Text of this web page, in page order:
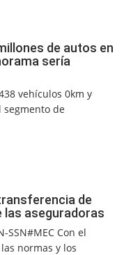
de autos en
sería
vehículos 0km y
segmento de
de
las aseguradoras
SSN#MEC Con el
normas y los